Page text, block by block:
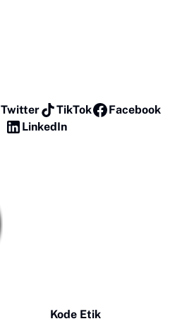
Twitter TikTok
Facebook
LinkedIn
Kode Etik